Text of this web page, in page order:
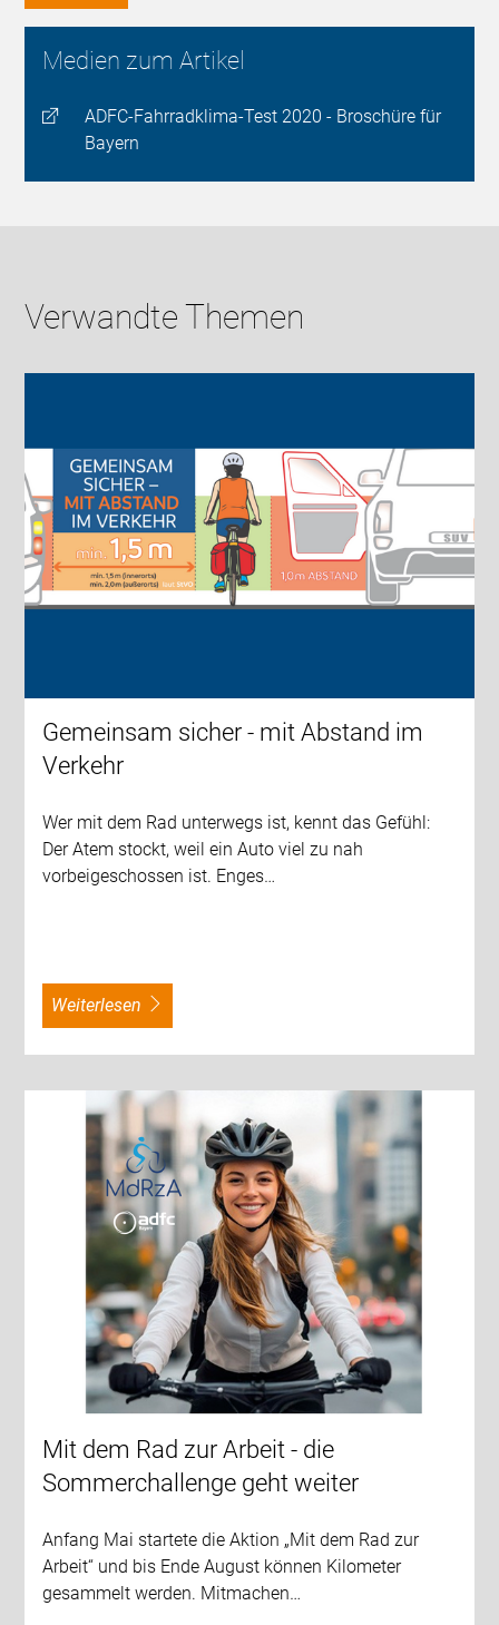
Medien zum Artikel
ADFC-Fahrradklima-Test 2020 - Broschüre für
Bayern
Verwandte Themen
Gemeinsam sicher - mit Abstand im
Verkehr
Wer mit dem Rad unterwegs ist, kennt das Gefühl:
Der Atem stockt, weil ein Auto viel zu nah
vorbeigeschossen ist. Enges…
weiterlesen
Mit dem Rad zur Arbeit - die
Sommerchallenge geht weiter
Anfang Mai startete die Aktion „Mit dem Rad zur
Arbeit“ und bis Ende August können Kilometer
gesammelt werden. Mitmachen…